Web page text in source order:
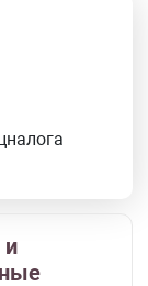
и